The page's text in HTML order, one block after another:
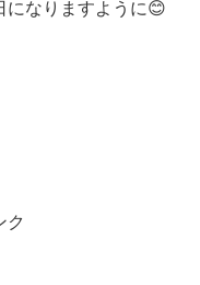
になりますように😊
ク